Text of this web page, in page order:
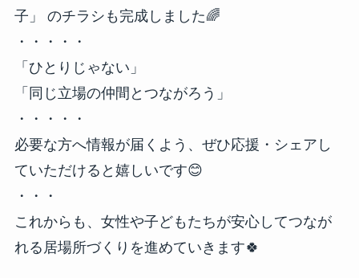
子」 のチラシも完成しました🌈
・・・・・
「ひとりじゃない」
「同じ立場の仲間とつながろう」
・・・・・
必要な方へ情報が届くよう、ぜひ応援・シェアし
ていただけると嬉しいです😊
・・・
これからも、女性や子どもたちが安心してつなが
れる居場所づくりを進めていきます🍀